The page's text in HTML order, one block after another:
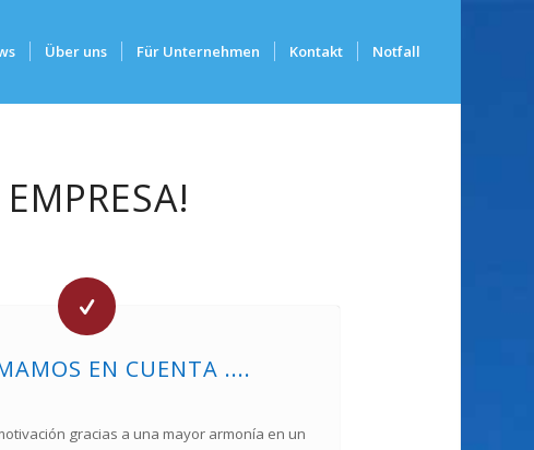
Über uns Für Unternehmen Kontakt Notfall
EN CUENTA ....
gracias a una mayor armonía en un